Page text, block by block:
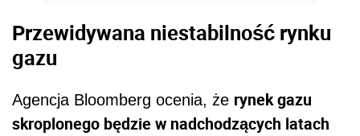
Przewidywana niestabilność rynku
gazu
Agencja Bloomberg ocenia, że rynek gazu
skroplonego będzie w nadchodzących latach